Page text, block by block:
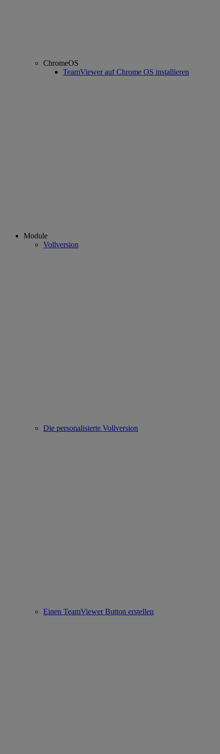
ChromeOS
TeamViewer auf Chrome OS installieren
Module
Vollversion
Die personalisierte Vollversion
Einen TeamViewer Button erstellen